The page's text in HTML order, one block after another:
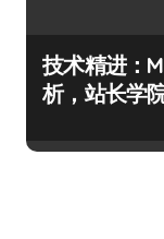
技术精进：
析，站长学